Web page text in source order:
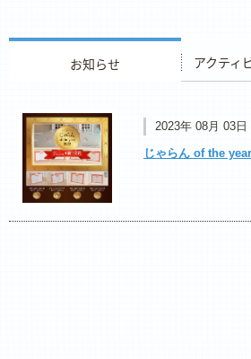
2023年 08月 03日
じゃらん of the